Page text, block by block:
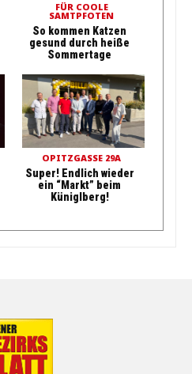
FÜR COOLE
SAMTPFOTEN
So kommen Katzen
gesund durch heiße
Sommertage
OPITZGASSE 29A
Super! Endlich wieder
ein “Markt” beim
Küniglberg!